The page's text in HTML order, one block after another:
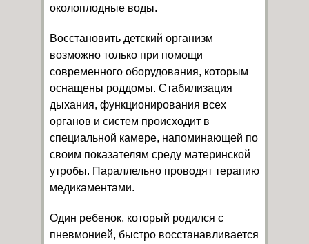
околоплодные воды.
Восстановить детский организм
возможно только при помощи
современного оборудования, которым
оснащены роддомы. Стабилизация
дыхания, функционирования всех
органов и систем происходит в
специальной камере, напоминающей по
своим показателям среду материнской
утробы. Параллельно проводят терапию
медикаментами.
Один ребенок, который родился с
пневмонией, быстро восстанавливается